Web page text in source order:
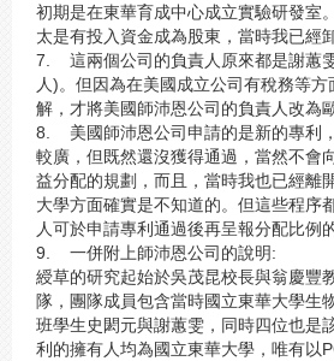
初期是在東華育成中心成立實驗研發室
太是有投入資金成為股東，當時我已經
7. 這兩個公司的負責人原來都是謝蕙
人)。但因為在美國成立公司有稅務等
解，才將美國師沛恩公司的負責人改為
8. 美國師沛恩公司申請的是新的專利
較廣，但既然還沒獲得通過，當然不會
益分配的規劃，而且，當時我也已經離
大學方面確實是不知道的。但這些程序
人可於申請專利通過後再呈報分配比例
9. 一併附上師沛恩公司的說明:
綬草的研究起始於吳茂昆校長與翁慶豐
隊，團隊成員包含當時國立東華大學生
班學生史閎元與謝蕙雯，同時四位也是
利的擁有人均為國立東華大學，唯有以